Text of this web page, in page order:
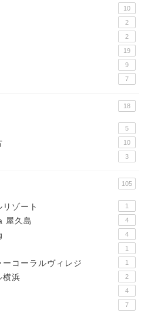
10
2
2
19
9
7
18
5
10
3
105
ゾート 1
屋久島 4
4
1
コーラルヴィレジ 1
横浜 2
4
7